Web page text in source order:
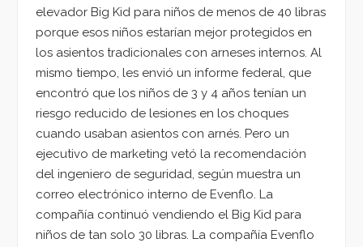
elevador Big Kid para niños de menos de 40 libras
porque esos niños estarían mejor protegidos en
los asientos tradicionales con arneses internos. Al
mismo tiempo, les envió un informe federal, que
encontró que los niños de 3 y 4 años tenían un
riesgo reducido de lesiones en los choques
cuando usaban asientos con arnés. Pero un
ejecutivo de marketing vetó la recomendación
del ingeniero de seguridad, según muestra un
correo electrónico interno de Evenflo. La
compañía continuó vendiendo el Big Kid para
niños de tan solo 30 libras. La compañía Evenflo